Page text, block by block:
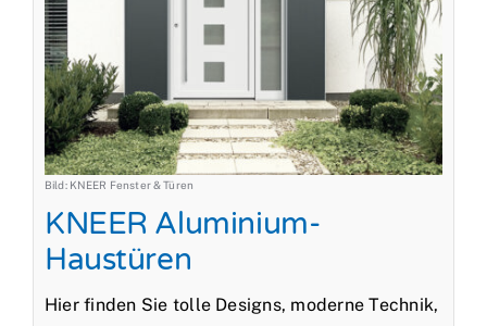
Bild: KNEER Fenster & Türen
KNEER Aluminium-
Haustüren
Hier finden Sie tolle Designs, moderne Technik,